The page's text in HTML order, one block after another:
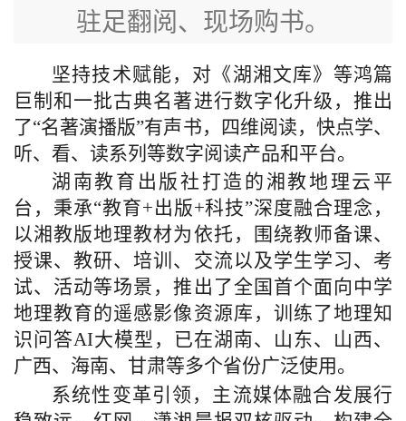
驻足翻阅、现场购书。
坚持技术赋能，对《湖湘文库》等鸿篇
巨制和一批古典名著进行数字化升级，推出
了“名著演播版”有声书，四维阅读，快点学、
听、看、读系列等数字阅读产品和平台。
湖南教育出版社打造的湘教地理云平
台，秉承“教育+出版+科技”深度融合理念，
以湘教版地理教材为依托，围绕教师备课、
授课、教研、培训、交流以及学生学习、考
试、活动等场景，推出了全国首个面向中学
地理教育的遥感影像资源库，训练了地理知
识问答AI大模型，已在湖南、山东、山西、
广西、海南、甘肃等多个省份广泛使用。
系统性变革引领，主流媒体融合发展行